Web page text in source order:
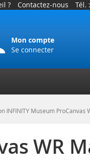
? Contactez-nous Tél. :
Mon compte
Se connecter
INFINITY Museum ProCanvas
WR